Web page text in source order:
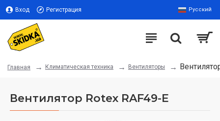
Вход Регистрация Русский
Главная Климатическая техника Вентиляторы
Вентилятор Rotex RAF49-E